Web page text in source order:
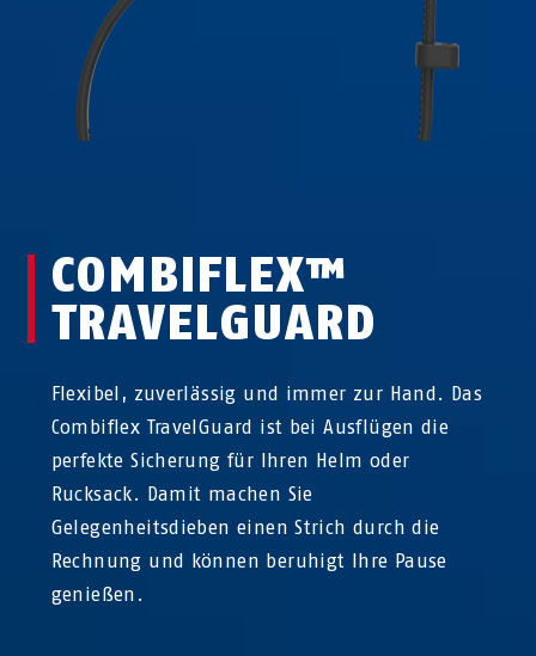
COMBIFLEX™
TRAVELGUARD
Flexibel, zuverlässig und immer zur Hand. Das
Combiflex TravelGuard ist bei Ausflügen die
perfekte Sicherung für Ihren Helm oder
Rucksack. Damit machen Sie
Gelegenheitsdieben einen Strich durch die
Rechnung und können beruhigt Ihre Pause
genießen.